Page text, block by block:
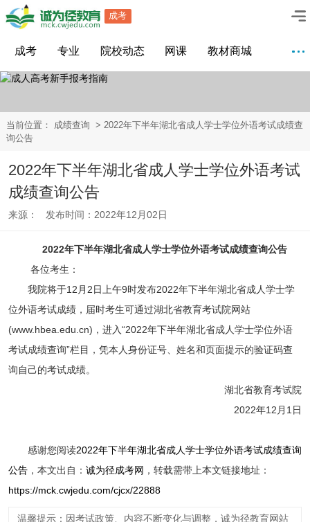
成考
成考 专业 院校动态 网课 教材商城
当前位置： 成绩查询 > 2022年下半年湖北省成人学士学位外语考试成绩查
询公告
2022年下半年湖北省成人学士学位外语考试
成绩查询公告
来源： 发布时间：2022年12月02日
2022年下半年湖北省成人学士学位外语考试成绩查询公告
各位考生：
我院将于12月2日上午9时发布2022年下半年湖北省成人学士学
位外语考试成绩，届时考生可通过湖北省教育考试院网站
(www.hbea.edu.cn)，进入“2022年下半年湖北省成人学士学位外语
考试成绩查询”栏目，凭本人身份证号、姓名和页面提示的验证码查
询自己的考试成绩。
湖北省教育考试院
2022年12月1日
感谢您阅读2022年下半年湖北省成人学士学位外语考试成绩查询
公告，本文出自： 诚为径成考网 ，转载需带上本文链接地址：
https://mck.cwjedu.com/cjcx/22888
温馨提示：因考试政策、内容不断变化与调整，诚为径教育网站